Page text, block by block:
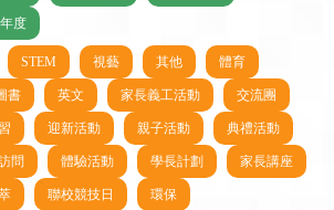
度
STEM 視藝 其他 體育
書 英文 家長義工活動 交流團
迎新活動 親子活動 典禮活動
問 體驗活動 學長計劃 家長講座
聯校競技日 環保